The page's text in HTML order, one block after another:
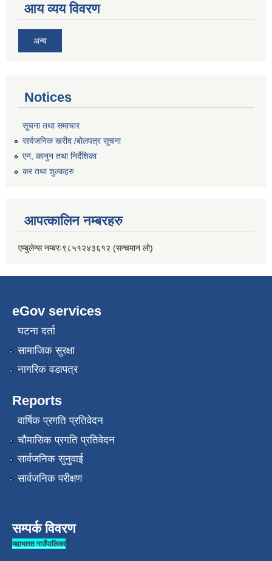
आय व्यय विवरण
अन्य
Notices
सूचना तथा समाचार
सार्वजनिक खरीद /बोलपत्र सूचना
एन, कानुन तथा निर्देशिका
कर तथा शुल्कहरु
आपत्कालिन नम्बरहरु
एम्बुलेन्स नम्बरः९८५१२४३६१२ (सन्चमान लो)
eGov services
घटना दर्ता
सामाजिक सुरक्षा
नागरिक वडापत्र
Reports
वार्षिक प्रगति प्रतिवेदन
चौमासिक प्रगति प्रतिवेदन
सार्वजनिक सुनुवाई
सार्वजनिक परीक्षण
सम्पर्क विवरण
महाभारत गाउँपालिका